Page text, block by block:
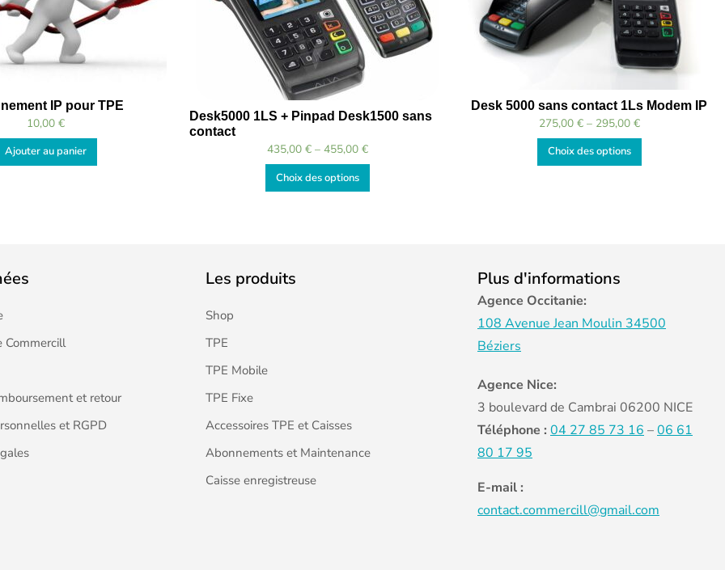
IP pour TPE
10,00 €
Ajouter au panier
Desk5000 1LS + Pinpad Desk1500 sans
contact
435,00 €– 455,00 €
Choix des options
Desk 5000 sans contact 1Ls Modem IP
275,00 €– 295,00 €
Choix des options
Commercill
et retour
et RGPD
Les produits
Shop
TPE
TPE Mobile
TPE Fixe
Accessoires TPE et Caisses
Abonnements et Maintenance
Caisse enregistreuse
Plus d'informations
Agence Occitanie:
108 Avenue Jean Moulin 34500
Béziers
Agence Nice:
3 boulevard de Cambrai 06200 NICE
Téléphone : 04 27 85 73 16 –06 61
80 17 95
E-mail :
contact.commercill@gmail.com